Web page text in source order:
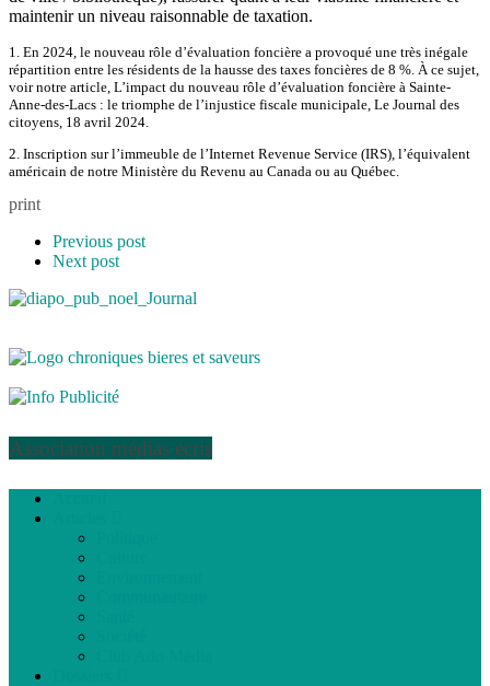
maintenir un niveau raisonnable de taxation.
1. En 2024, le nouveau rôle d’évaluation foncière a provoqué une très inégale
répartition entre les résidents de la hausse des taxes foncières de 8 %. À ce sujet,
voir notre article, L’impact du nouveau rôle d’évaluation foncière à Sainte-
Anne-des-Lacs : le triomphe de l’injustice fiscale municipale, Le Journal des
citoyens, 18 avril 2024.
2. Inscription sur l’immeuble de l’Internet Revenue Service (IRS), l’équivalent
américain de notre Ministère du Revenu au Canada ou au Québec.
print
Previous post
Next post
Association médias écris